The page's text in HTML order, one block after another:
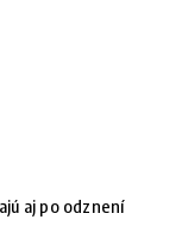
aj po odznení